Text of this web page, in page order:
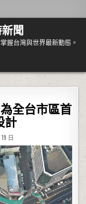
聞
握台灣與世界最新動態。
全台市區首
計
日